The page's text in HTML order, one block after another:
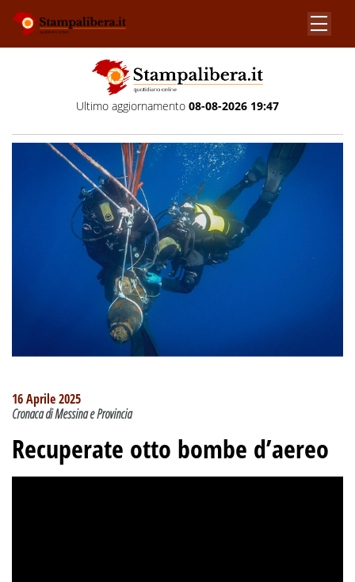
Ultimo aggiornamento 08-08-2026 19:47
16 Aprile 2025
Cronaca di Messina e Provincia
Recuperate otto bombe d’aereo